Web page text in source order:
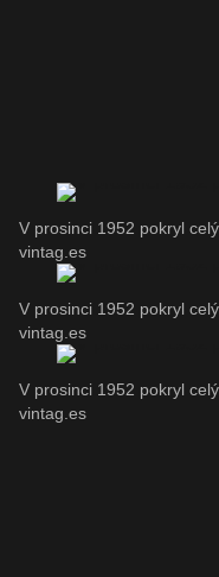
V prosinci 1952 pokryl
vintag.es
V prosinci 1952 pokryl
vintag.es
V prosinci 1952 pokryl
vintag.es